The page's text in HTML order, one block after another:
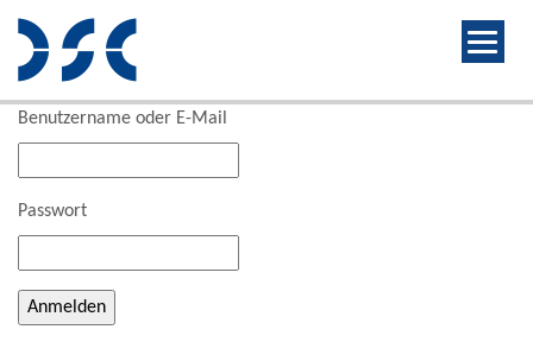
Benutzername oder E-Mail
Passwort